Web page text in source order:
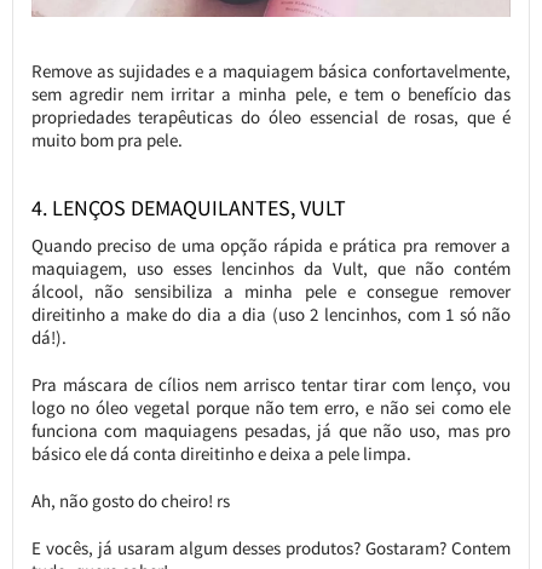
Remove as sujidades e a maquiagem básica confortavelmente,
sem agredir nem irritar a minha pele, e tem o benefício das
propriedades terapêuticas do óleo essencial de rosas, que é
muito bom pra pele.
4. LENÇOS DEMAQUILANTES, VULT
Quando preciso de uma opção rápida e prática pra remover a
maquiagem, uso esses lencinhos da Vult, que não contém
álcool, não sensibiliza a minha pele e consegue remover
direitinho a make do dia a dia (uso 2 lencinhos, com 1 só não
dá!).
Pra máscara de cílios nem arrisco tentar tirar com lenço, vou
logo no óleo vegetal porque não tem erro, e não sei como ele
funciona com maquiagens pesadas, já que não uso, mas pro
básico ele dá conta direitinho e deixa a pele limpa.
Ah, não gosto do cheiro! rs
E vocês, já usaram algum desses produtos? Gostaram? Contem